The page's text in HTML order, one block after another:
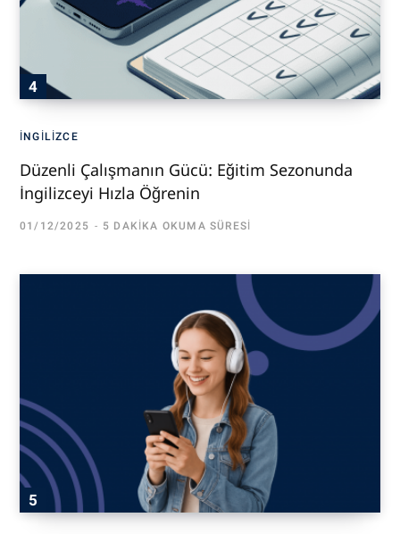
İNGILIZCE
Düzenli Çalışmanın Gücü: Eğitim Sezonunda
İngilizceyi Hızla Öğrenin
01/12/2025 5 DAKIKA OKUMA SÜRESI